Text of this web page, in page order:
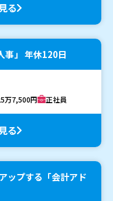
る
事」 年休120日
万7,500円 正社員
る
ップする「会計アド